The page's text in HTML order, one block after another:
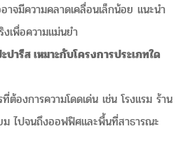
จมีความคลาดเคลื่อนเล็กน้อย แนะนำ
เพื่อความแม่นยำ
ปารีส เหมาะกับโครงการประเภทใด
ต้องการความโดดเด่น เช่น โรงแรม ร้าน
ม ไปจนถึงออฟฟิศและพื้นที่สาธารณะ